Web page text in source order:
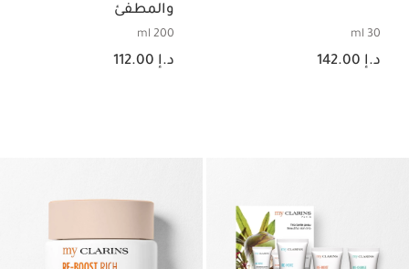
30 ml
السعر الحالي هو د.إ 142.00
د.إ 142.00
والمطفئ
200 ml
السعر الحالي هو د.إ 112.00
د.إ 112.00